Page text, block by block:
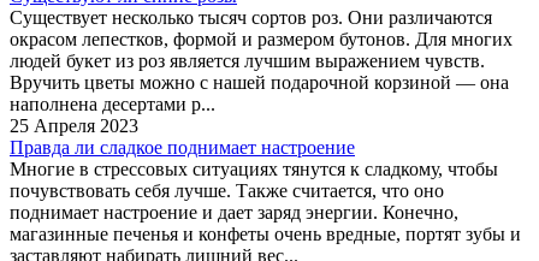
Существует несколько тысяч сортов роз. Они различаются
окрасом лепестков, формой и размером бутонов. Для многих
людей букет из роз является лучшим выражением чувств.
Вручить цветы можно с нашей подарочной корзиной — она
наполнена десертами р...
25 Апреля 2023
Правда ли сладкое поднимает настроение
Многие в стрессовых ситуациях тянутся к сладкому, чтобы
почувствовать себя лучше. Также считается, что оно
поднимает настроение и дает заряд энергии. Конечно,
магазинные печенья и конфеты очень вредные, портят зубы и
заставляют набирать лишний вес...